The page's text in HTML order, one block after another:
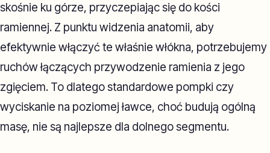
skośnie ku górze, przyczepiając się do kości
ramiennej. Z punktu widzenia anatomii, aby
efektywnie włączyć te właśnie włókna, potrzebujemy
ruchów łączących przywodzenie ramienia z jego
zgięciem. To dlatego standardowe pompki czy
wyciskanie na poziomej ławce, choć budują ogólną
masę, nie są najlepsze dla dolnego segmentu.